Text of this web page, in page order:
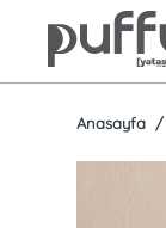
Anasayfa